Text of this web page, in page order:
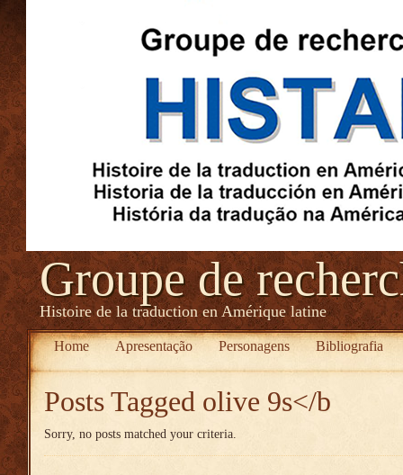
Groupe de
Histoire de la traduction en Amérique latine
Home Apresentação Personagens Bibliografia
Posts Tagged olive 9s</b
Sorry, no posts matched your criteria.